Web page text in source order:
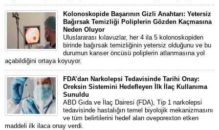
Kolonoskopide Başarının Gizli Anahtarı: Yetersiz
Bağırsak Temizliği Poliplerin Gözden Kaçmasına
Neden Oluyor
Uluslararası kılavuzlar, her 4 ila 5 kolonoskopiden
birinde bağırsak temizliğinin yetersiz olduğunu ve bu
durumun kanser öncüsü poliplerin atlanmasına yol
açabildiğini ortaya koyuyor.
FDA’dan Narkolepsi Tedavisinde Tarihi Onay:
Oreksin Sistemini Hedefleyen İlk İlaç Kullanıma
Sunuldu
ABD Gıda ve İlaç Dairesi (FDA), Tip 1 narkolepsi
tedavisinde hastalığın temel biyolojik mekanizmasını
ve tüm belirtilerini hedef alan oveporexton etken
maddeli ilk ilaca onay verdi.